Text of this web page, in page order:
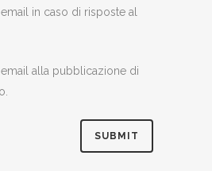
in caso di risposte al
alla pubblicazione di